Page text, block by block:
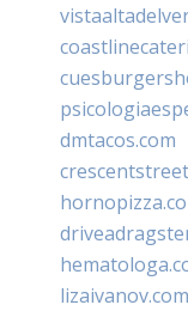
dmtacos.com
lizaivanov.com